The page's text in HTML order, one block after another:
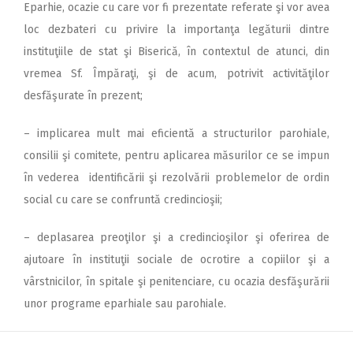
Eparhie, ocazie cu care vor fi prezentate referate şi vor avea
loc dezbateri cu privire la importanţa legăturii dintre
instituţiile de stat şi Biserică, în contextul de atunci, din
vremea Sf. Împăraţi, şi de acum, potrivit activităţilor
desfăşurate în prezent;
– implicarea mult mai eficientă a structurilor parohiale,
consilii şi comitete, pentru aplicarea măsurilor ce se impun
în vederea identificării şi rezolvării problemelor de ordin
social cu care se confruntă credincioşii;
– deplasarea preoţilor şi a credincioşilor şi oferirea de
ajutoare în instituţii sociale de ocrotire a copiilor şi a
vârstnicilor, în spitale şi penitenciare, cu ocazia desfăşurării
unor programe eparhiale sau parohiale.